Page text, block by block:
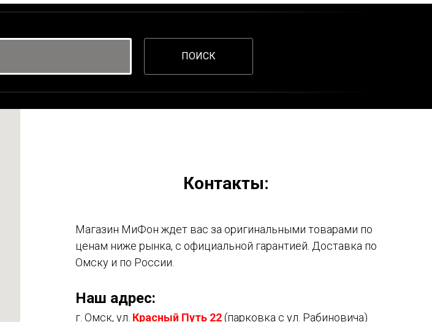
ПОИСК
Контакты:
Магазин МиФон ждет вас за оригинальными товарами по
ценам ниже рынка, с официальной гарантией. Доставка по
Омску и по России.
Наш адрес:
г. Омск, ул. Красный Путь 22(парковка с ул. Рабиновича)